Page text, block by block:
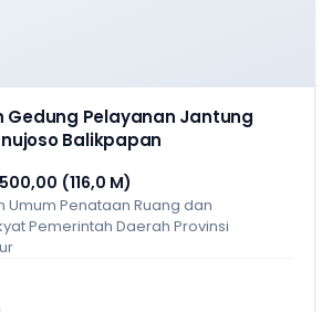
Gedung Pelayanan Jantung
Balikpapan
(116,0 M)
Umum Penataan Ruang dan
Pemerintah Daerah Provinsi